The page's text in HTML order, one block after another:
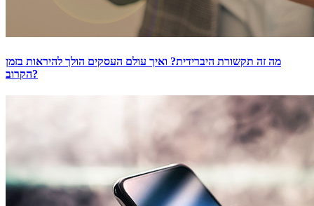
מה זה תקשורת היברידית? ואיך עולם העסקים הולך להיראות בזמן
הקרוב?